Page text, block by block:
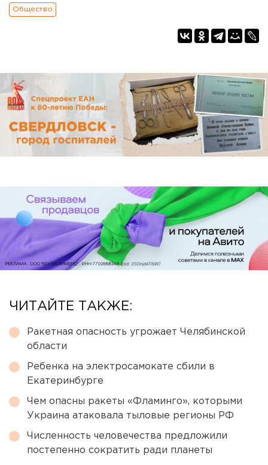
Общество
ЧИТАЙТЕ ТАКЖЕ:
Ракетная опасность угрожает Челябинской
области
Ребенка на электросамокате сбили в
Екатеринбурге
Чем опасны ракеты «Фламинго», которыми
Украина атаковала тыловые регионы РФ
Численность человечества предложили
постепенно сократить ради планеты